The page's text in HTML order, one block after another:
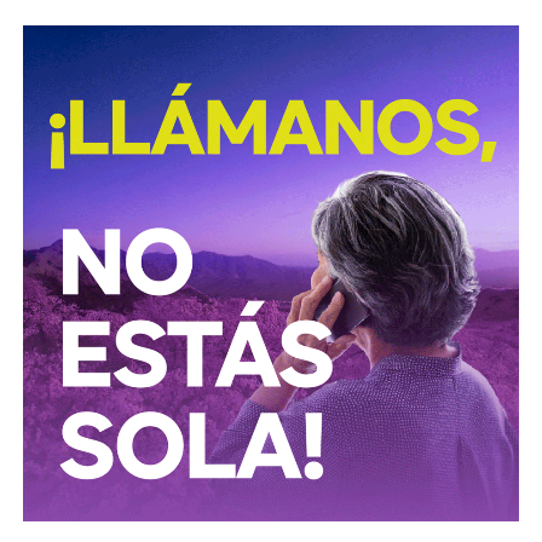
TAMBIÉN TE PUEDE INTERESAR:Machinena utilizaba
vehículo del INAH para hacer campaña a gobernador
David Martínez es apodado coloquialmente como “El
Fantasma de Wall Street
”, y ha adquirido un poder
inmenso en Latinoamérica, especialmente en Argentina,
donde ha servido como negociador para la deuda nacional
y en 2017, fue considerado por Forbes como el hombre
más rico de dicho país. El regiomontano tiene un historial
documentado de tomar control de empresas en
dificultades financieras a partir de deuda: lo hizo con la
textilera CYDSA en los años 90, con la vidriera Vitro entre
2009 y 2012, y con las ya mencionadas Empresas ICA
desde 2016.
Algo similar realizó en 2020 con
del Centro Norte(OMA), el operador de, entre otros, el